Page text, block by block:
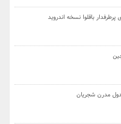
باقلوا نسخه اندروید
مدرن شجریان